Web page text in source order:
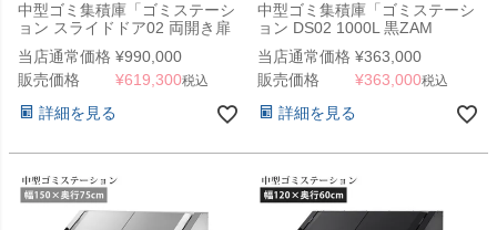
中型ゴミ集積庫「ゴミステーシ
ョン スライドドア02 両開き扉
1120L 黒ZAM」 ※法人宛配送
限定 （SN）
当店通常価格 ¥990,000
販売価格
¥619,300税込
詳細を見る
中型ゴミ集積庫「ゴミステーシ
ョン DS02 1000L 黒ZAM
W1500×D750×H1100mm」 ※
法人宛配送限定（SN）
当店通常価格 ¥363,000
販売価格
¥363,000税込
詳細を見る